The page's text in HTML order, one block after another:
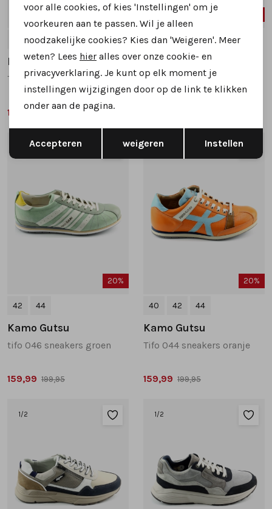
Kamo Gutsu
Tifo17 sneakers groen combinatie
169,99
41 45
Kamo Gutsu
tifo 046 sneakers geel
20%
42 44
Kamo Gutsu
tifo 046 sneakers groen
159,99 199,95
1/2
20%
40 42 44
Kamo Gutsu
Tifo 044 sneakers oranje
159,99 199,95
1 /2 1 /2
Terug Opslaan
voor alle cookies, of kies 'Instellingen' om je
voorkeuren aan te passen. Wil je alleen
noodzakelijke cookies? Kies dan 'Weigeren'. Meer
weten? Lees hier alles over onze cookie- en
privacyverklaring. Je kunt op elk moment je
instellingen wijzigingen door op de link te klikken
onder aan de pagina.
Accepteren weigeren Instellen